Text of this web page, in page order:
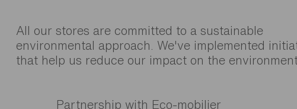
All our stores are committed to a sustainable
environmental approach. We've implemented
that help us reduce our impact on the
Partnership with Eco-mobilier